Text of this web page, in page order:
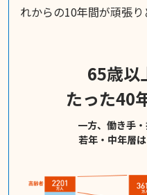
れからの10年間が頑張り
65歳以
たった40
一方、働き手
若年・中年層